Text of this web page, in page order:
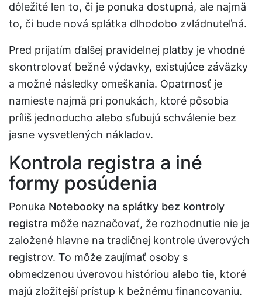
dôležité len to, či je ponuka dostupná, ale najmä
to, či bude nová splátka dlhodobo zvládnuteľná.
Pred prijatím ďalšej pravidelnej platby je vhodné
skontrolovať bežné výdavky, existujúce záväzky
a možné následky omeškania. Opatrnosť je
namieste najmä pri ponukách, ktoré pôsobia
príliš jednoducho alebo sľubujú schválenie bez
jasne vysvetlených nákladov.
Kontrola registra a iné
formy posúdenia
Ponuka Notebooky na splátky bez kontroly
registra môže naznačovať, že rozhodnutie nie je
založené hlavne na tradičnej kontrole úverových
registrov. To môže zaujímať osoby s
obmedzenou úverovou históriou alebo tie, ktoré
majú zložitejší prístup k bežnému financovaniu.